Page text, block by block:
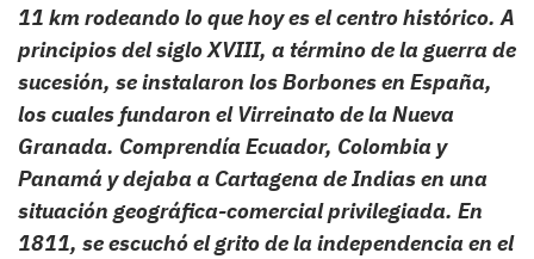
11 km rodeando lo que hoy es el centro histórico. A
principios del siglo XVIII, a término de la guerra de
sucesión, se instalaron los Borbones en España,
los cuales fundaron el Virreinato de la Nueva
Granada. Comprendía Ecuador, Colombia y
Panamá y dejaba a Cartagena de Indias en una
situación geográfica-comercial privilegiada. En
1811, se escuchó el grito de la independencia en el